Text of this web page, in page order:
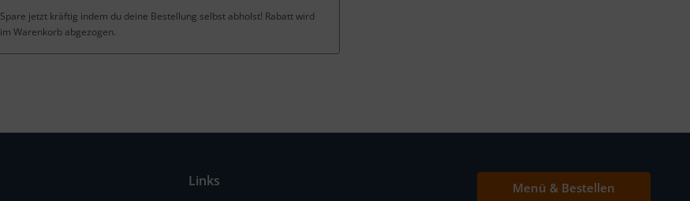
Spare jetzt kräftig indem du deine Bestellung selbst abholst! Rabatt wird
im Warenkorb abgezogen.
Links Menü & Bestellen